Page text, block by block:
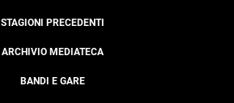
STAGIONI PRECEDENTI
ARCHIVIO MEDIATECA
BANDI E GARE